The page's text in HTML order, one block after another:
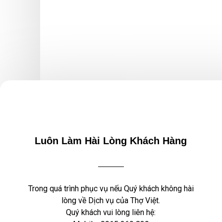
Luôn Làm Hài Lòng Khách Hàng
Trong quá trình phục vụ nếu Quý khách không hài
lòng về Dịch vụ của Thợ Việt.
Quý khách vui lòng liên hệ: